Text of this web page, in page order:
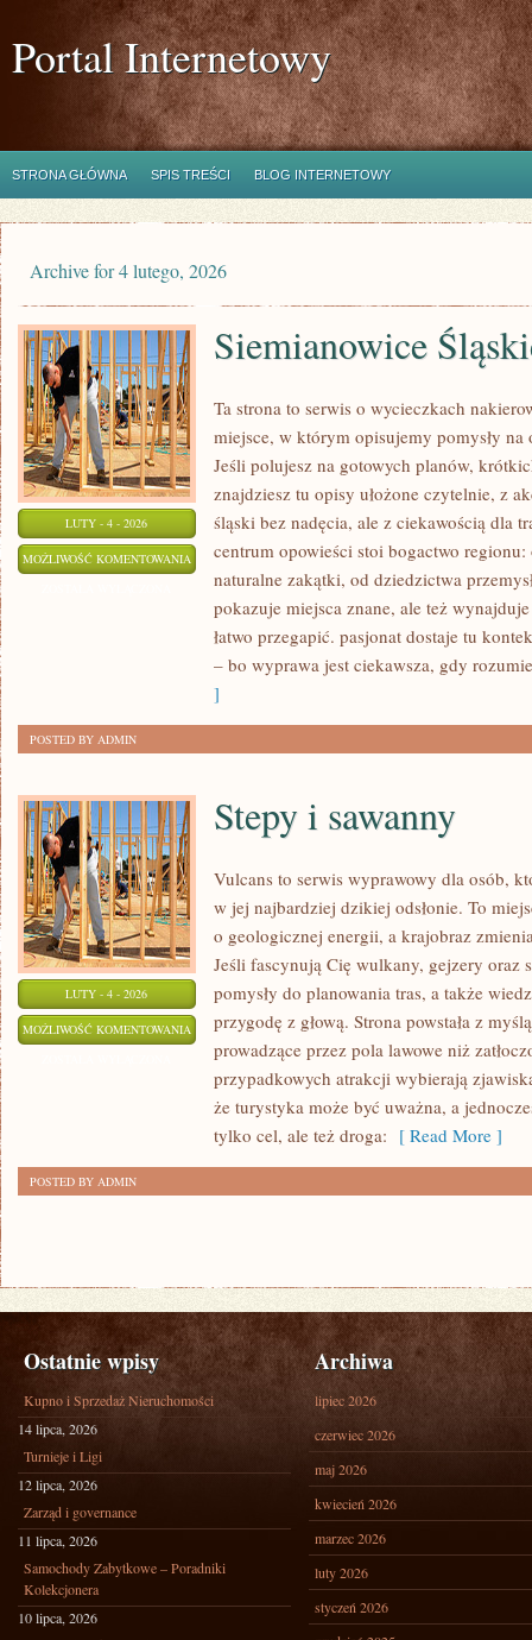
Portal Internetowy
STRONA GŁÓWNA SPIS TREŚCI BLOG INTERNETOWY
Archive for 4 lutego, 2026
LUTY - 4 - 2026
MOŻLIWOŚĆ KOMENTOWANIA SIEMIANOWICE
ŚLĄSKIE
Siemianowice
Ta strona to serwis o wycieczkach
miejsce, w którym opisujemy pomysły
Jeśli polujesz na gotowych planów,
znajdziesz tu opisy ułożone czytelnie, z
śląski bez nadęcia, ale z ciekawością dla
centrum opowieści stoi bogactwo
naturalne zakątki, od dziedzictwa
pokazuje miejsca znane, ale też
łatwo przegapić. pasjonat dostaje tu
– bo wyprawa jest ciekawsza, gdy
]
POSTED BY ADMIN
LUTY - 4 - 2026
MOŻLIWOŚĆ KOMENTOWANIA STEPY
SAWANNY
Stepy i sawanny
Vulcans to serwis wyprawowy dla osób,
w jej najbardziej dzikiej odsłonie. To
o geologicznej energii, a krajobraz
Jeśli fascynują Cię wulkany, gejzery oraz
pomysły do planowania tras, a także
przygodę z głową. Strona powstała z
prowadzące przez pola lawowe niż
przypadkowych atrakcji wybierają
że turystyka może być uważna, a
tylko cel, ale też droga: [ Read More ]
POSTED BY ADMIN
Ostatnie wpisy
Kupno i Sprzedaż Nieruchomości
14 lipca, 2026
Turnieje i Ligi
12 lipca, 2026
Zarząd i governance
11 lipca, 2026
Samochody Zabytkowe – Poradniki
Kolekcjonera
10 lipca, 2026
Archiwa
lipiec 2026
czerwiec 2026
maj 2026
kwiecień 2026
marzec 2026
luty 2026
styczeń 2026